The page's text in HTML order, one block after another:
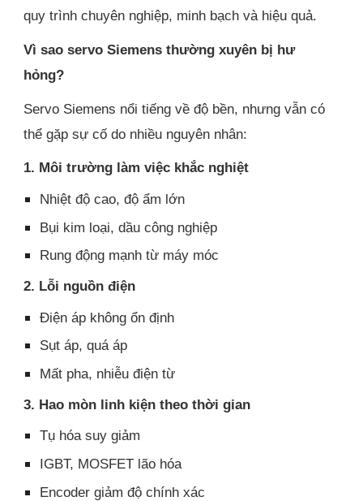
quy trình chuyên nghiệp, minh bạch và hiệu quả.
Vì sao servo Siemens thường xuyên bị hư
hỏng?
Servo Siemens nổi tiếng về độ bền, nhưng vẫn có
thể gặp sự cố do nhiều nguyên nhân:
1. Môi trường làm việc khắc nghiệt
Nhiệt độ cao, độ ẩm lớn
Bụi kim loại, dầu công nghiệp
Rung động mạnh từ máy móc
2. Lỗi nguồn điện
Điện áp không ổn định
Sụt áp, quá áp
Mất pha, nhiễu điện từ
3. Hao mòn linh kiện theo thời gian
Tụ hóa suy giảm
IGBT, MOSFET lão hóa
Encoder giảm độ chính xác